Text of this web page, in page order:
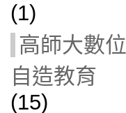
(1)
高師大數位
自造教育
(15)